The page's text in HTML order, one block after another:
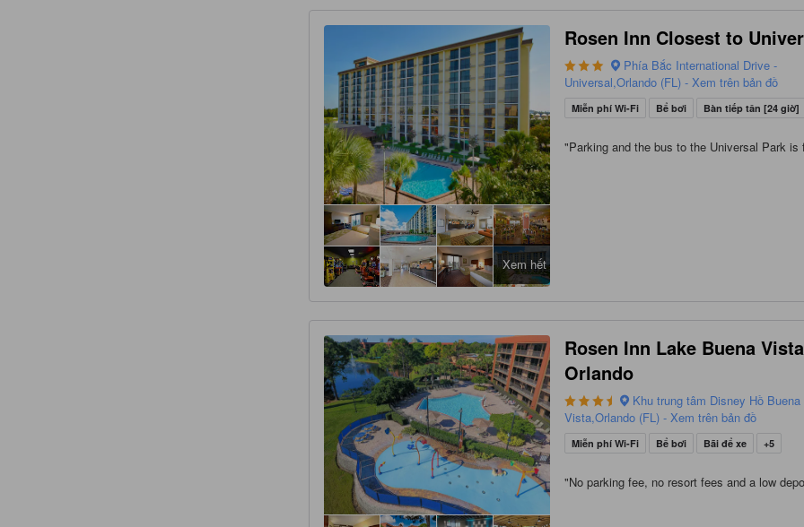
Xem hết
Rosen Inn Closest to
Phía Bắc International Drive -
Universal,Orlando (FL) - Xem trên bản đồ
Miễn phí Wi-Fi Bể bơi Bàn tiếp tân [24 giờ]
"Parking and the bus to the Universal Park is
Rosen Inn Lake Buena Vista
Orlando
Khu trung tâm Disney Hồ Buena
Vista,Orlando (FL) - Xem trên bản đồ
Miễn phí Wi-Fi Bể bơi Bãi để xe +5
"No parking fee, no resort fees and a low